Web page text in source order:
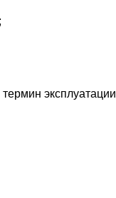
эксплуатации